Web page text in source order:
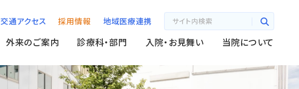
交通アクセス 採用情報 地域医療連携
外来のご案内 診療科・部門 入院・お見舞い 当院について